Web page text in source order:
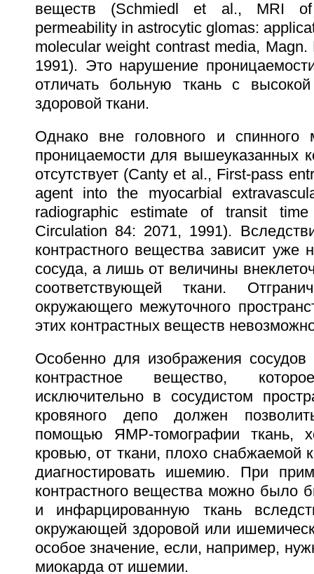
веществ (Schmiedl et al., MRI of
permeability in astrocytic glomas:
molecular weight contrast media,
1991). Это нарушение
отличать больную ткань с высокой
здоровой ткани.
Однако вне головного и спинного
проницаемости для вышеуказанных
отсутствует (Canty et al., First-pass
agent into the myocarbial
radiographic estimate of transit
Circulation 84: 2071, 1991).
контрастного вещества зависит уже
сосуда, а лишь от величины
соответствующей ткани.
окружающего межуточного
этих контрастных веществ
Особенно для изображения
контрастное вещество,
исключительно в сосудистом
кровяного депо должен
помощью ЯМР-томографии ткань,
кровью, от ткани, плохо
диагностировать ишемию. При
контрастного вещества можно было
и инфарцированную ткань
окружающей здоровой или
особое значение, если, например,
миокарда от ишемии.